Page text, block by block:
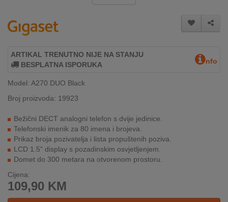
INTERNO
NALOG
AKCIJE
BRENDOVI
NOVO
U
PONUDI
KONTAKT
ARTIKAL TRENUTNO NIJE NA STANJU
BESPLATNA ISPORUKA
nfo
Model: A270 DUO Black
Broj proizvoda: 19923
Bežični DECT analogni telefon s dvije jedinice.
Telefonski imenik za 80 imena i brojeva.
Prikaz broja pozivatelja i lista propuštenih poziva.
LCD 1.5" display s pozadinskim osvjetljenjem.
Domet do 300 metara na otvorenom prostoru.
Cijena:
109,90 KM